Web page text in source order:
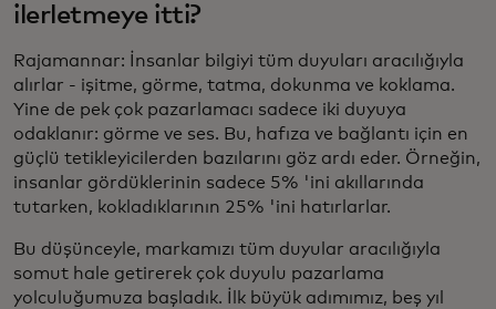
ilerletmeye itti?
Rajamannar: İnsanlar bilgiyi tüm duyuları aracılığıyla
alırlar - işitme, görme, tatma, dokunma ve koklama.
Yine de pek çok pazarlamacı sadece iki duyuya
odaklanır: görme ve ses. Bu, hafıza ve bağlantı için en
güçlü tetikleyicilerden bazılarını göz ardı eder. Örneğin,
insanlar gördüklerinin sadece 5% 'ini akıllarında
tutarken, kokladıklarının 25% 'ini hatırlarlar.
Bu düşünceyle, markamızı tüm duyular aracılığıyla
somut hale getirerek çok duyulu pazarlama
yolculuğumuza başladık. İlk büyük adımımız, beş yıl